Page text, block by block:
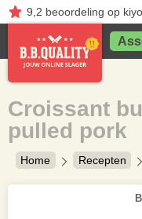
9,2 beoordelingop
Home Recepten
Croissant
pulled pork